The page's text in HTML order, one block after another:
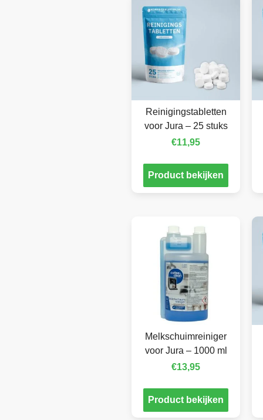
Reinigingstabletten
voor Jura – 25 stuks
€11,95
Product bekijken
Melkschuimreiniger
voor Jura – 1000 ml
€13,95
Product bekijken